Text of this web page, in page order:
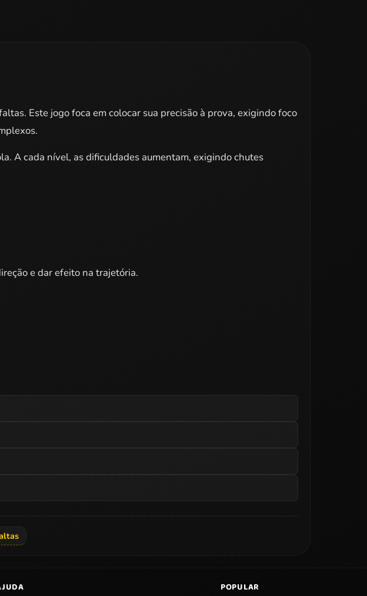
Este jogo foca em colocar sua precisão à prova, exigindo foco
A cada nível, as dificuldades aumentam, exigindo chutes
e dar efeito na trajetória.
POPULAR